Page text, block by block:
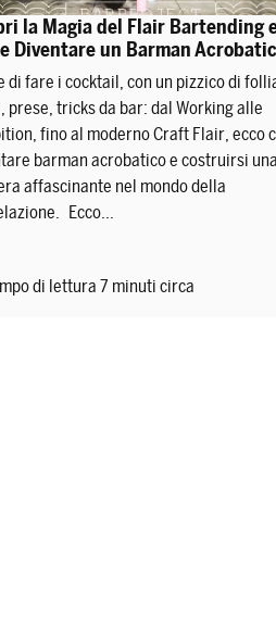
la Magia del Flair Bartending
Diventare un Barman
di fare i cocktail, con un pizzico di
prese, tricks da bar: dal Working alle
fino al moderno Craft Flair, ecco
barman acrobatico e costruirsi una
affascinante nel mondo della
Ecco...
di lettura 7 minuti circa